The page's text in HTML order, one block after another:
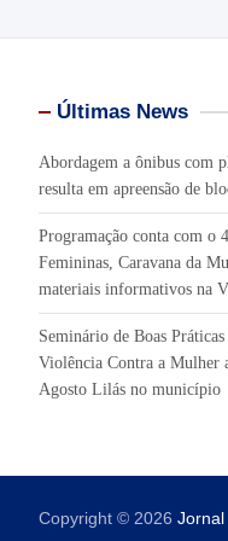
Últimas News
Abordagem a ônibus com
resulta em apreensão de
Programação conta com o
Femininas, Caravana da
materiais informativos na
Seminário de Boas
Violência Contra a Mulher
Agosto Lilás no município
Copyright © 2026